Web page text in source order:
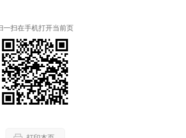
一扫在手机打开当前页